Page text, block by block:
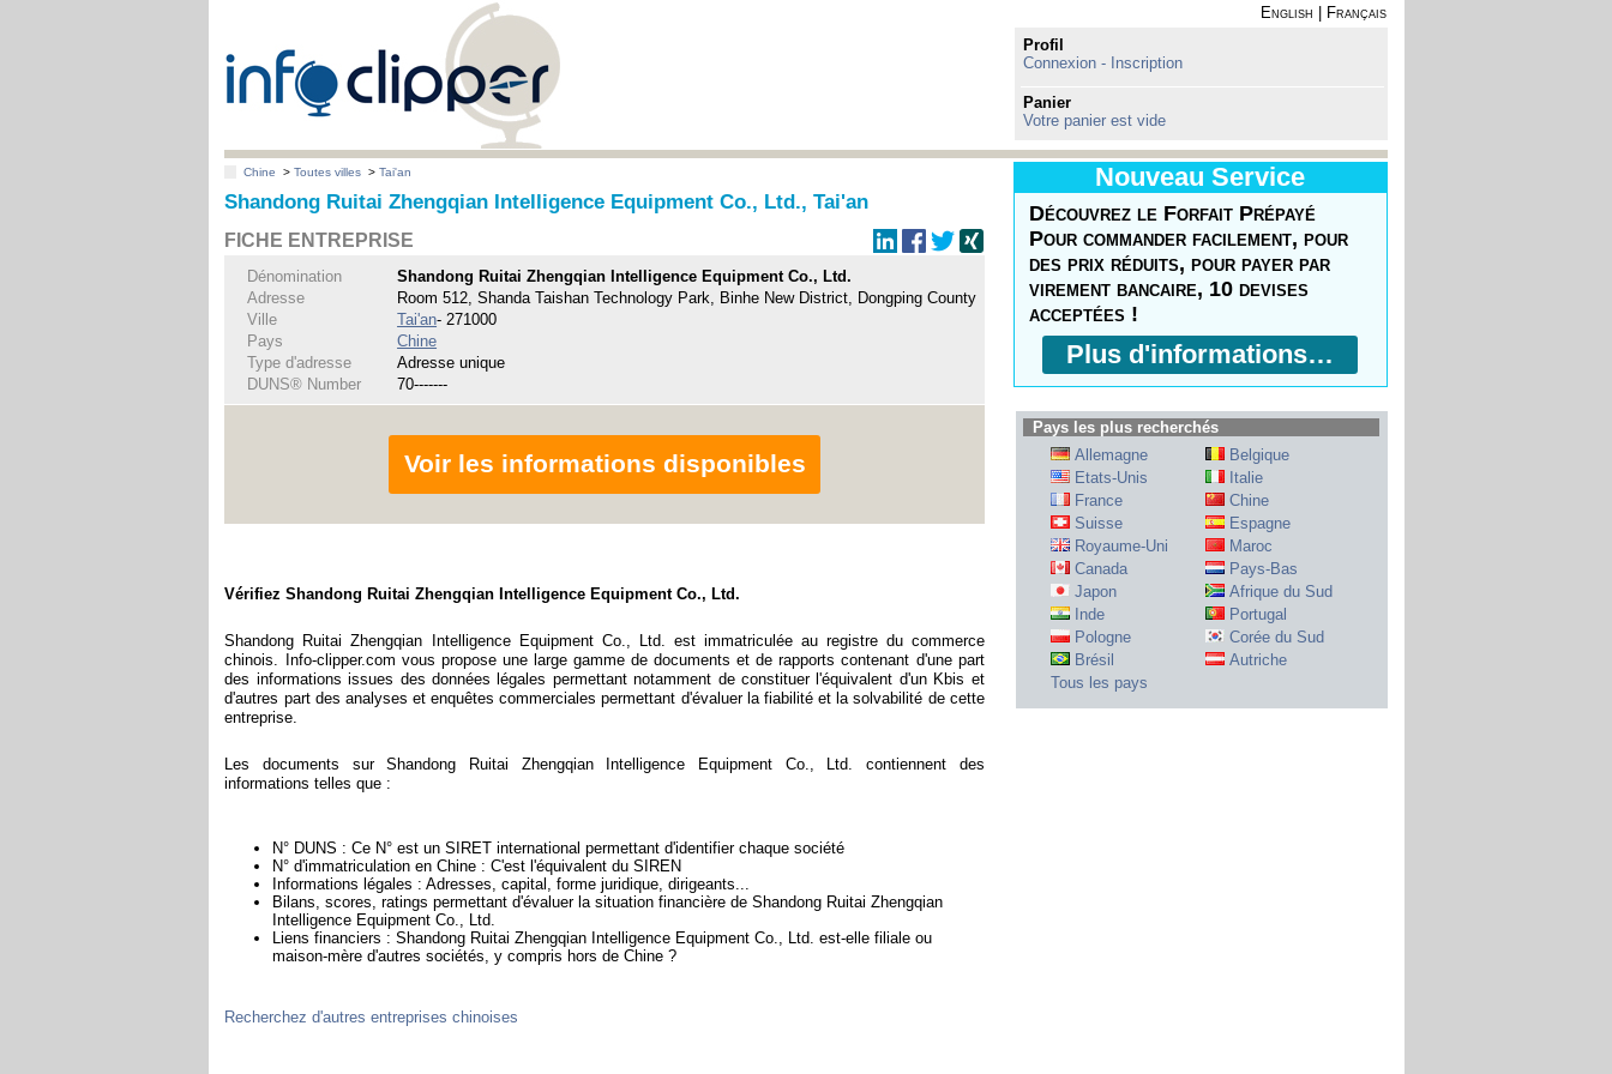
English
Français
Profil
Connexion - Inscription
Panier
Votre panier est vide
Chine >Toutes villes >Tai'an
Shandong Ruitai Zhengqian Intelligence Equipment Co., Ltd., Tai'an
FICHE ENTREPRISE
Dénomination
Shandong Ruitai Zhengqian Intelligence Equipment Co., Ltd.
Adresse
Room 512, Shanda Taishan Technology Park, Binhe New District, Dongping County
Ville
Tai'an- 271000
Pays
Chine
Type d'adresse
Adresse unique
DUNS® Number
70-------
Voir les informations disponibles
Vérifiez Shandong Ruitai Zhengqian Intelligence Equipment Co., Ltd.
Shandong Ruitai Zhengqian Intelligence Equipment Co., Ltd. est immatriculée au registre du commerce
chinois. Info-clipper.com vous propose une large gamme de documents et de rapports contenant d'une part
des informations issues des données légales permettant notamment de constituer l'équivalent d'un Kbis et
d'autres part des analyses et enquêtes commerciales permettant d'évaluer la fiabilité et la solvabilité de cette
entreprise.
Les documents sur Shandong Ruitai Zhengqian Intelligence Equipment Co., Ltd. contiennent des
informations telles que :
N° DUNS : Ce N° est un SIRET international permettant d'identifier chaque société
N° d'immatriculation en Chine : C'est l'équivalent du SIREN
Informations légales : Adresses, capital, forme juridique, dirigeants...
Bilans, scores, ratings permettant d'évaluer la situation financière de Shandong Ruitai Zhengqian
Intelligence Equipment Co., Ltd.
Liens financiers : Shandong Ruitai Zhengqian Intelligence Equipment Co., Ltd. est-elle filiale ou
maison-mère d'autres sociétés, y compris hors de Chine ?
Recherchez d'autres entreprises chinoises
Nouveau Service
Découvrez le Forfait Prépayé
Pour commander facilement, pour
des prix réduits, pour payer par
virement bancaire, 10 devises
acceptées !
Plus d'informations…
Pays les plus recherchés
Allemagne
Belgique
Etats-Unis
Italie
France
Chine
Suisse
Espagne
Royaume-Uni
Maroc
Canada
Pays-Bas
Japon
Afrique du Sud
Inde
Portugal
Pologne
Corée du Sud
Brésil
Autriche
Tous les pays